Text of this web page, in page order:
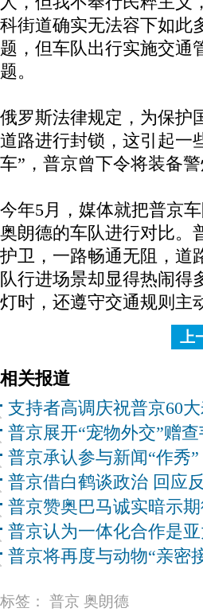
科街道确实无法容下如此
题，但车队出行实施交通
题。
俄罗斯法律规定，为保护
道路进行封锁，这引起一
车”，普京曾下令将装备
今年5月，媒体就把普京
奥朗德的车队进行对比。
护卫，一路畅通无阻，道
队行进场景却显得热闹得
灯时，还遵守交通规则主
上
相关报道
支持者高调庆祝普京60
普京展开“宠物外交”赠
普京承认参与新闻“作秀
普京借白鹤谈政治 回应
普京赞奥巴马诚实暗示
普京认为一体化合作是
普京将再度与动物“亲密
标签： 普京 奥朗德